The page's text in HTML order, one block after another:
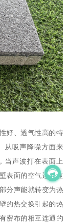
好、透气性高的特
从吸声降噪方面来
当声波打在表面上
表面的空气运动速
分声能就转变为热
的热交换引起的热
密布的相互连通的